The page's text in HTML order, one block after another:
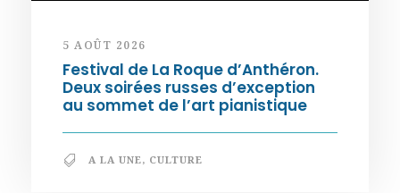
5 AOÛT 2026
Festival de La Roque d’Anthéron.
Deux soirées russes d’exception
au sommet de l’art pianistique
A LA UNE, CULTURE